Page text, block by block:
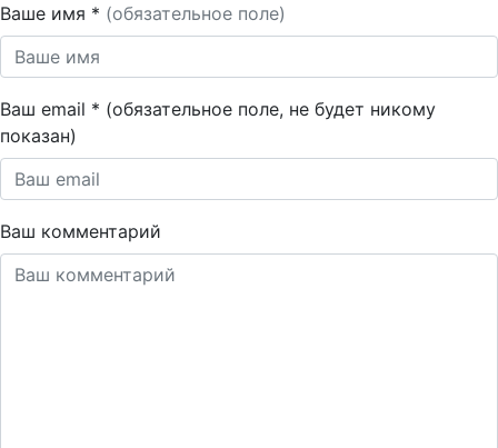
Ваше имя * (обязательное поле)
Ваш email * (обязательное поле, не будет никому
показан)
Ваш комментарий